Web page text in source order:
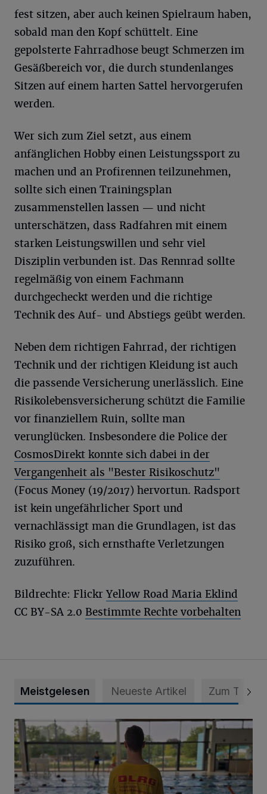
fest sitzen, aber auch keinen Spielraum haben,
sobald man den Kopf schüttelt. Eine
gepolsterte Fahrradhose beugt Schmerzen im
Gesäßbereich vor, die durch stundenlanges
Sitzen auf einem harten Sattel hervorgerufen
werden.
Wer sich zum Ziel setzt, aus einem
anfänglichen Hobby einen Leistungssport zu
machen und an Profirennen teilzunehmen,
sollte sich einen Trainingsplan
zusammenstellen lassen — und nicht
unterschätzen, dass Radfahren mit einem
starken Leistungswillen und sehr viel
Disziplin verbunden ist. Das Rennrad sollte
regelmäßig von einem Fachmann
durchgecheckt werden und die richtige
Technik des Auf- und Abstiegs geübt werden.
Neben dem richtigen Fahrrad, der richtigen
Technik und der richtigen Kleidung ist auch
die passende Versicherung unerlässlich. Eine
Risikolebensversicherung schützt die Familie
vor finanziellem Ruin, sollte man
verunglücken. Insbesondere die Police der
CosmosDirekt konnte sich dabei in der
Vergangenheit als "Bester Risikoschutz"
(Focus Money (19/2017) hervortun. Radsport
ist kein ungefährlicher Sport und
vernachlässigt man die Grundlagen, ist das
Risiko groß, sich ernsthafte Verletzungen
zuzuführen.
Bildrechte: FlickrYellow Road Maria Eklind
CC BY-SA 2.0 Bestimmte Rechte vorbehalten
Meistgelesen Neueste Artikel Zum Thema
Flotte Flosse sehr erfolgreich!